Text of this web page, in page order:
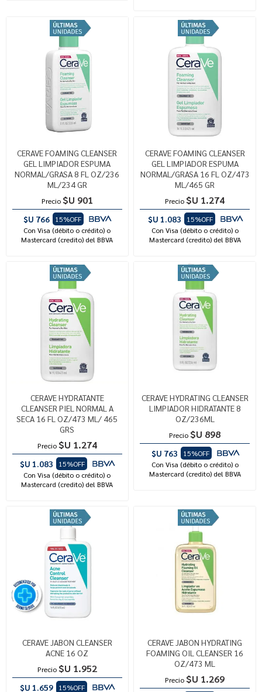
CERAVE FOAMING CLEANSER
GEL LIMPIADOR ESPUMA
NORMAL/GRASA 8 FL OZ/236
ML/234 GR
Precio $U 901
$U 766
15%OFF
Con Visa (débito o crédito) o
Mastercard (credito) del BBVA
CERAVE FOAMING CLEANSER
GEL LIMPIADOR ESPUMA
NORMAL/GRASA 16 FL OZ/473
ML/465 GR
Precio $U 1.274
$U 1.083
15%OFF
Con Visa (débito o crédito) o
Mastercard (credito) del BBVA
CERAVE HYDRATANTE
CLEANSER PIEL NORMAL A
SECA 16 FL OZ/473 ML/ 465
GRS
Precio $U 1.274
$U 1.083
15%OFF
Con Visa (débito o crédito) o
Mastercard (credito) del BBVA
CERAVE HYDRATING CLEANSER
LIMPIADOR HIDRATANTE 8
OZ/236ML
Precio $U 898
$U 763
15%OFF
Con Visa (débito o crédito) o
Mastercard (credito) del BBVA
CERAVE JABON CLEANSER
ACNE 16 OZ
Precio $U 1.952
$U 1.659 15%OFF
CERAVE JABON HYDRATING
FOAMING OIL CLEANSER 16
OZ/473 ML
Precio $U 1.269